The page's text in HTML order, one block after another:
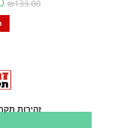
₪133.00
זהירות תקרה